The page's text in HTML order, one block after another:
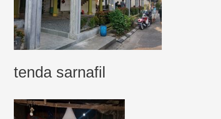
tenda sarnafil